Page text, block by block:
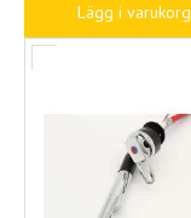
Lägg i varukorg